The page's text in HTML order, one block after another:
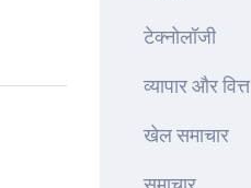
टेक्नोलॉजी
व्यापार और वित्त
खेल समाचार